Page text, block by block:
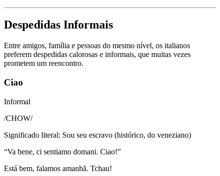
Despedidas Informais
Entre amigos, família e pessoas do mesmo nível, os italianos
preferem despedidas calorosas e informais, que muitas vezes
prometem um reencontro.
Ciao
Informal
/CHOW/
Significado literal: Sou seu escravo (histórico, do veneziano)
“Va bene, ci sentiamo domani. Ciao!”
Está bem, falamos amanhã. Tchau!